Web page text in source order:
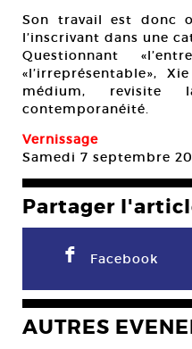
Son travail est donc
l’inscrivant dans une
Questionnant
«l’irreprésentable»,
médium,
contemporanéité.
Vernissage
Samedi 7 septembre
Partager
F Facebook
AUTRES